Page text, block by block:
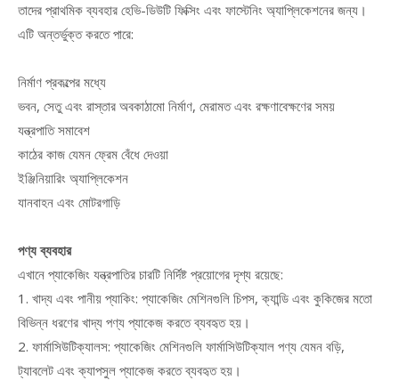
তাদের প্রাথমিক ব্যবহার হেভি-ডিউটি ​​ফিক্সিং এবং ফাস্টেনিং অ্যাপ্লিকেশনের জন্য।
এটি অন্তর্ভুক্ত করতে পারে:
নির্মাণ প্রকল্পের মধ্যে
ভবন, সেতু এবং রাস্তার অবকাঠামো নির্মাণ, মেরামত এবং রক্ষণাবেক্ষণের সময়
যন্ত্রপাতি সমাবেশ
কাঠের কাজ যেমন ফ্রেম বেঁধে দেওয়া
ইঞ্জিনিয়ারিং অ্যাপ্লিকেশন
যানবাহন এবং মোটরগাড়ি
পণ্য ব্যবহার
এখানে প্যাকেজিং যন্ত্রপাতির চারটি নির্দিষ্ট প্রয়োগের দৃশ্য রয়েছে:
1. খাদ্য এবং পানীয় প্যাকিং: প্যাকেজিং মেশিনগুলি চিপস, ক্যান্ডি এবং কুকিজের মতো
বিভিন্ন ধরণের খাদ্য পণ্য প্যাকেজ করতে ব্যবহৃত হয়।
2. ফার্মাসিউটিক্যালস: প্যাকেজিং মেশিনগুলি ফার্মাসিউটিক্যাল পণ্য যেমন বড়ি,
ট্যাবলেট এবং ক্যাপসুল প্যাকেজ করতে ব্যবহৃত হয়।